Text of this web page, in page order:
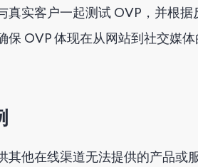
真实客户一起测试 OVP，并根据
保 OVP 体现在从网站到社交媒体
其他在线渠道无法提供的产品或服